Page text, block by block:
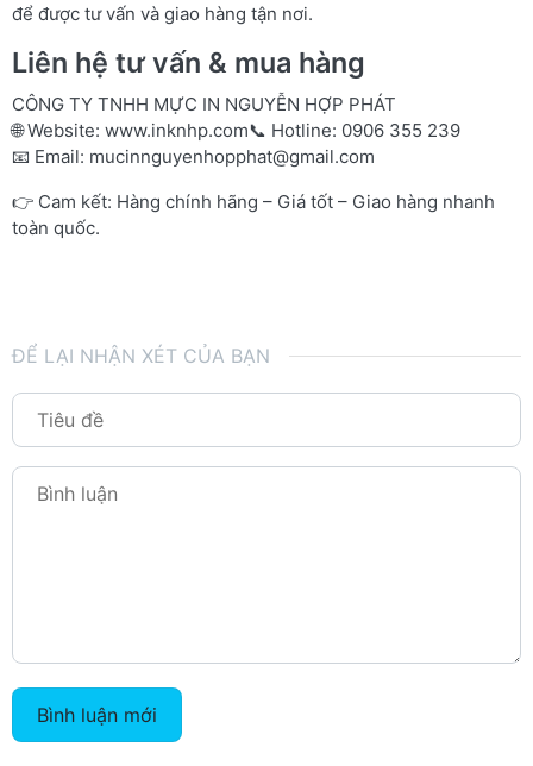
để được tư vấn và giao hàng tận nơi.
Liên hệ tư vấn & mua hàng
CÔNG TY TNHH MỰC IN NGUYỄN HỢP PHÁT
🌐 Website: www.inknhp.com📞 Hotline: 0906 355 239
📧 Email: mucinnguyenhopphat@gmail.com
👉 Cam kết: Hàng chính hãng – Giá tốt – Giao hàng nhanh
toàn quốc.
ĐỂ LẠI NHẬN XÉT CỦA BẠN
Bình luận mới